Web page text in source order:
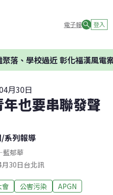
電子報 登入
、學校過近 彰化福漢風電案
月30日
也要串聯發聲
/系列報導
藍郁華
30日台北訊
會 公害污染 APGN